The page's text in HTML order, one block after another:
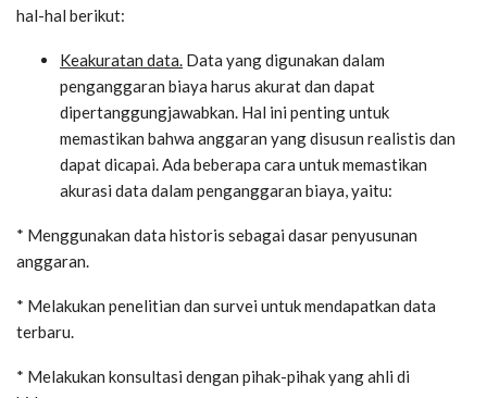
hal-hal berikut:
Keakuratan data. Data yang digunakan dalam
penganggaran biaya harus akurat dan dapat
dipertanggungjawabkan. Hal ini penting untuk
memastikan bahwa anggaran yang disusun realistis dan
dapat dicapai. Ada beberapa cara untuk memastikan
akurasi data dalam penganggaran biaya, yaitu:
* Menggunakan data historis sebagai dasar penyusunan
anggaran.
* Melakukan penelitian dan survei untuk mendapatkan data
terbaru.
* Melakukan konsultasi dengan pihak-pihak yang ahli di